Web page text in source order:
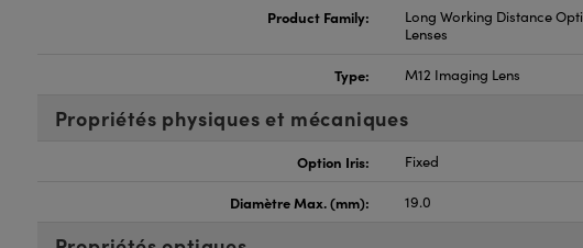
Product Family:
Long Working Distance
Lenses
Type: M12 Imaging Lens
Propriétés physiques et mécaniques
Option Iris: Fixed
Diamètre Max. (mm): 19.0